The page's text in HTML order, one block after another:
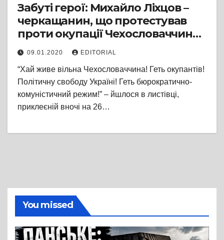
Забуті герої: Михайло Ліхцов –
черкащанин, що протестував
проти окупації Чехословаччини
радянськими військами
09.01.2020 EDITORIAL
“Хай живе вільна Чехословаччина! Геть окупантів!
Політичну свободу Україні! Геть бюрократично-
комуністичний режим!” – йшлося в листівці,
приклеєній вночі на 26…
You missed